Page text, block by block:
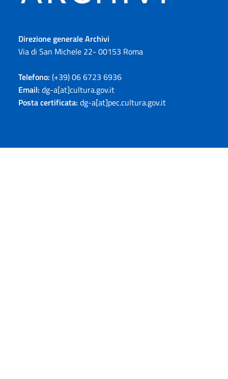
Direzione generale Archivi
Via di San Michele 22- 00153 Roma
Telefono: (+39) 06 6723 6936
Email: dg-a[at]cultura.gov.it
Posta certificata: dg-a[at]pec.cultura.gov.it